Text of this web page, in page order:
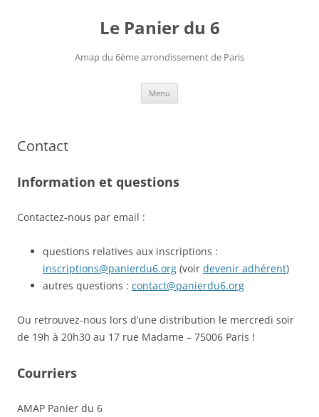
Le Panier du 6
Amap du 6ème arrondissement de Paris
Menu
Contact
Information et questions
Contactez-nous par email :
questions relatives aux inscriptions :
inscriptions@panierdu6.org (voir devenir adhérent)
autres questions : contact@panierdu6.org
Ou retrouvez-nous lors d’une distribution le mercredi soir
de 19h à 20h30 au 17 rue Madame – 75006 Paris !
Courriers
AMAP Panier du 6